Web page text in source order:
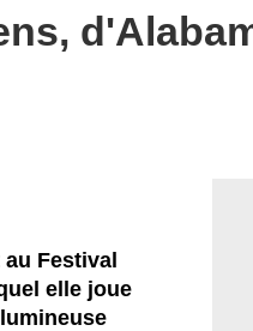
au Festival
elle joue